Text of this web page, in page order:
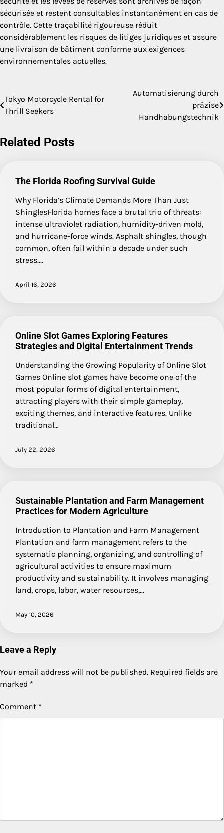
sécurisée et restent consultables instantanément en cas de
contrôle. Cette traçabilité rigoureuse réduit
considérablement les risques de litiges juridiques et assure
une livraison de bâtiment conforme aux exigences
environnementales actuelles.
Post
navigation
Tokyo Motorcycle Rental for
Thrill Seekers
Automatisierung durch
präzise
Handhabungstechnik
Related Posts
The Florida Roofing Survival Guide
Why Florida’s Climate Demands More Than Just
ShinglesFlorida homes face a brutal trio of threats:
intense ultraviolet radiation, humidity-driven mold,
and hurricane-force winds. Asphalt shingles, though
common, often fail within a decade under such
stress.…
April 16, 2026
Online Slot Games Exploring Features
Strategies and Digital Entertainment Trends
Understanding the Growing Popularity of Online Slot
Games Online slot games have become one of the
most popular forms of digital entertainment,
attracting players with their simple gameplay,
exciting themes, and interactive features. Unlike
traditional…
July 22, 2026
Sustainable Plantation and Farm Management
Practices for Modern Agriculture
Introduction to Plantation and Farm Management
Plantation and farm management refers to the
systematic planning, organizing, and controlling of
agricultural activities to ensure maximum
productivity and sustainability. It involves managing
land, crops, labor, water resources,…
May 10, 2026
Leave a Reply
Your email address will not be published. Required fields are
marked *
Comment *